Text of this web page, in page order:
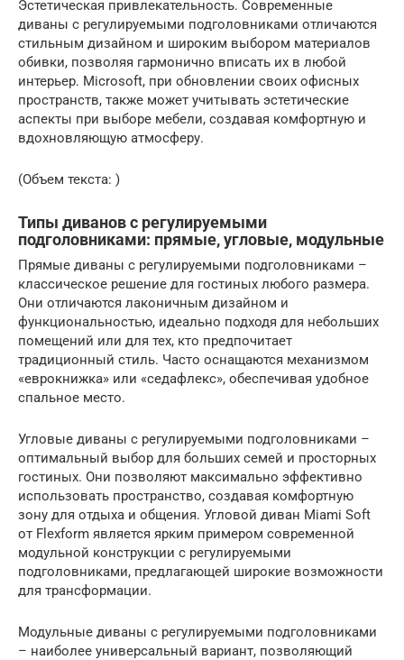
Эстетическая привлекательность. Современные
диваны с регулируемыми подголовниками отличаются
стильным дизайном и широким выбором материалов
обивки, позволяя гармонично вписать их в любой
интерьер. Microsoft, при обновлении своих офисных
пространств, также может учитывать эстетические
аспекты при выборе мебели, создавая комфортную и
вдохновляющую атмосферу.
(Объем текста: )
Типы диванов с регулируемыми
подголовниками: прямые, угловые, модульные
Прямые диваны с регулируемыми подголовниками –
классическое решение для гостиных любого размера.
Они отличаются лаконичным дизайном и
функциональностью, идеально подходя для небольших
помещений или для тех, кто предпочитает
традиционный стиль. Часто оснащаются механизмом
«еврокнижка» или «седафлекс», обеспечивая удобное
спальное место.
Угловые диваны с регулируемыми подголовниками –
оптимальный выбор для больших семей и просторных
гостиных. Они позволяют максимально эффективно
использовать пространство, создавая комфортную
зону для отдыха и общения. Угловой диван Miami Soft
от Flexform является ярким примером современной
модульной конструкции с регулируемыми
подголовниками, предлагающей широкие возможности
для трансформации.
Модульные диваны с регулируемыми подголовниками
– наиболее универсальный вариант, позволяющий